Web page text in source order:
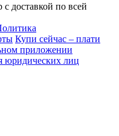
доставкой по всей
Купи сейчас – плати
приложении
юридических лиц